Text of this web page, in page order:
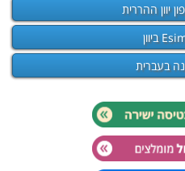
יוון ההררית
בעברית